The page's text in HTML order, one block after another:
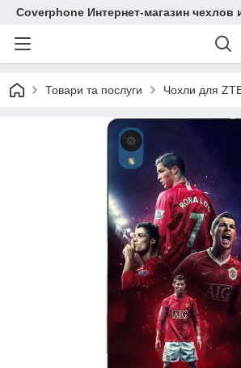
Coverphone Интернет-магазин
Товари та послуги Чохли для